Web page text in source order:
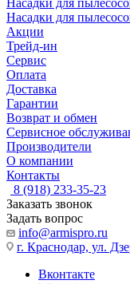
Насадки для
Насадки для
Акции
Трейд-ин
Сервис
Оплата
Доставка
Гарантии
Возврат и обмен
Сервисное
Производители
О компании
Контакты
8 (918) 233-35-23
Заказать звонок
Задать вопрос
info@armispro.ru
г. Краснодар, ул.
Вконтакте